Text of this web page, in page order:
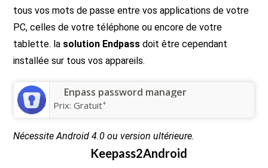
tous vos mots de passe entre vos applications de votre
PC, celles de votre téléphone ou encore de votre
tablette. la solution Endpass doit être cependant
installée sur tous vos appareils.
Enpass password manager
Prix:Gratuit+
Nécessite Android 4.0 ou version ultérieure.
Keepass2Android